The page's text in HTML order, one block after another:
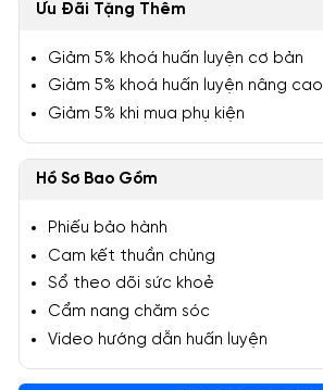
Ưu Đãi Tặng Thêm
Giảm 5% khoá huấn luyện cơ bản
Giảm 5% khoá huấn luyện nâng cao
Giảm 5% khi mua phụ kiện
Hồ Sơ Bao Gồm
Phiếu bảo hành
Cam kết thuần chủng
Sổ theo dõi sức khoẻ
Cẩm nang chăm sóc
Video hướng dẫn huấn luyện